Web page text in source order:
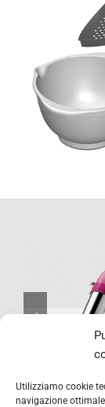
Utilizziamo cookie
navigazione